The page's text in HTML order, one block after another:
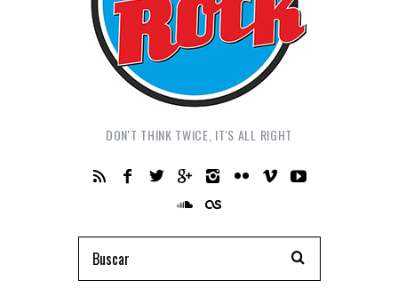
DON'T THINK TWICE, IT'S ALL RIGHT